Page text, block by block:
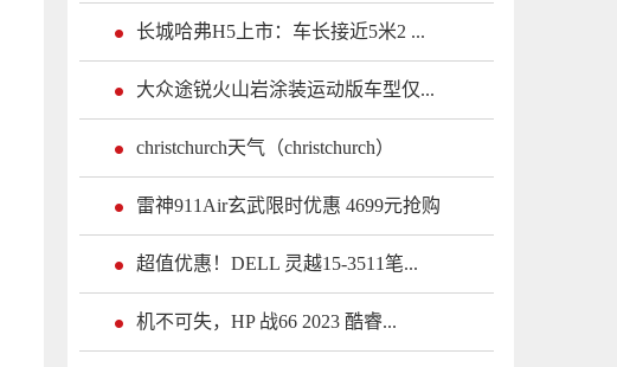
长城哈弗H5上市：车长接近5米2 ...
大众途锐火山岩涂装运动版车型仅...
christchurch天气（christchurch）
雷神911Air玄武限时优惠 4699元抢购
超值优惠！DELL 灵越15-3511笔...
机不可失，HP 战66 2023 酷睿...